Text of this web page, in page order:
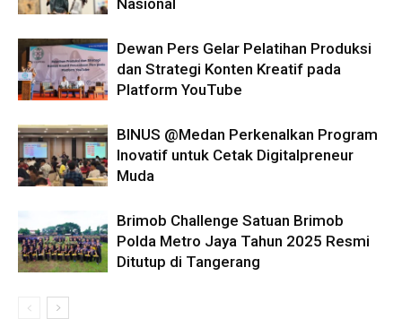
Nasional
Dewan Pers Gelar Pelatihan Produksi
dan Strategi Konten Kreatif pada
Platform YouTube
BINUS @Medan Perkenalkan Program
Inovatif untuk Cetak Digitalpreneur
Muda
Brimob Challenge Satuan Brimob
Polda Metro Jaya Tahun 2025 Resmi
Ditutup di Tangerang